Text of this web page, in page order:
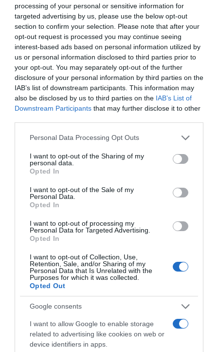
processing of your personal or sensitive information for
targeted advertising by us, please use the below opt-out
section to confirm your selection. Please note that after your
opt-out request is processed you may continue seeing
interest-based ads based on personal information utilized by
us or personal information disclosed to third parties prior to
your opt-out. You may separately opt-out of the further
disclosure of your personal information by third parties on the
IAB’s list of downstream participants. This information may
also be disclosed by us to third parties on the IAB’s List of
Downstream Participants that may further disclose it to other
Please note that this website/app uses one or more Google
not limited to your visit or usage behaviour. You may click to
grant or deny consent to Google and its third-party tags to
use your data for below specified purposes in below Google
consent section.
Personal Data Processing Opt Outs
I want to opt-out of the Sharing of my
personal data.
Opted In
I want to opt-out of the Sale of my
Personal Data.
Opted In
I want to opt-out of processing my
Personal Data for Targeted Advertising.
Opted In
I want to opt-out of Collection, Use,
Retention, Sale, and/or Sharing of my
Personal Data that Is Unrelated with the
Purposes for which it was collected.
Opted Out
Google consents
I want to allow Google to enable storage
related to advertising like cookies on web or
device identifiers in apps.
Megosztás:
Címkék: Gáspár Evelin,új kapcsolat,lebukás,
Valentin
Korábbi bejegyzések Következő bejegyzés
HASONLÓ BEJEGYZÉSEK